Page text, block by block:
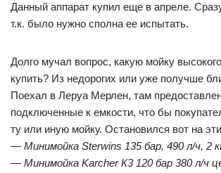
Данный аппарат купил еще в апреле.
т.к. было нужно сполна ее испытать.
Долго мучал вопрос, какую мойку
купить? Из недорогих или уже получше
Поехал в Леруа Мерлен, там
подключенные к емкости, что бы
ту или иную мойку. Остановился вот на
— Минимойка Sterwins 135 бар, 490 л/ч, 2
— Минимойка Karcher К3 120 бар 380 л/ч